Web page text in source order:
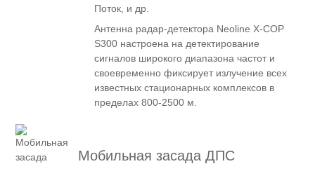
Поток, и др.
Антенна радар-детектора Neoline X-COP
S300 настроена на детектирование
сигналов широкого диапазона частот и
своевременно фиксирует излучение всех
известных стационарных комплексов в
пределах 800-2500 м.
Мобильная засада ДПС